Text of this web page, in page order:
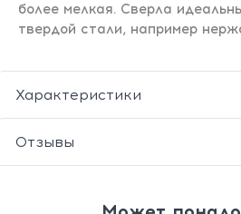
более мелкая. Сверла
твердой стали, например
Характеристики
Отзывы